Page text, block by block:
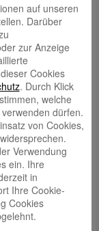
2026 startet
2025: Team
Odenwaldkreis
Erfolgsbilanz
auf unseren
Darüber
zur Anzeige
Cookies
. Durch Klick
welche
dürfen.
von Cookies,
Verwendung
ein. Ihre
in
Ihre Cookie-
Cookies